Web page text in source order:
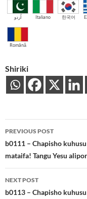
اُردو Italiano 한국어
Română
Shiriki
Post
navigation
PREVIOUS POST
b0111 – Chapisho
mataifa! Tangu Yesu
NEXT POST
b0113 – Chapisho